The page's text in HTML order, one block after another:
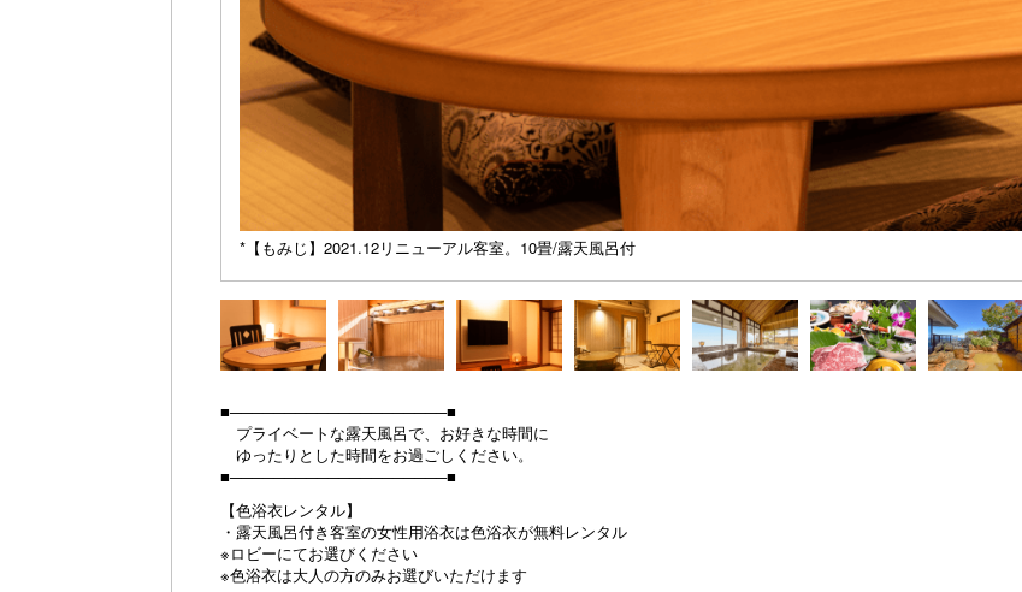
*【もみじ】2021.12リニューアル客室。10畳/露天風呂付
■────────────────────■
プライベートな露天風呂で、お好きな時間に
ゆったりとした時間をお過ごしください。
■────────────────────■
【色浴衣レンタル】
・露天風呂付き客室の女性用浴衣は色浴衣が無料レンタル
※ロビーにてお選びください
※色浴衣は大人の方のみお選びいただけます